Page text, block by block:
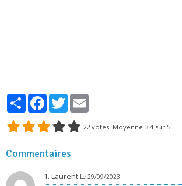
PartagerFacebook
Twitter
22 votes. Moyenne 3.4sur 5.
Commentaires
1. Laurent Le 29/09/2023